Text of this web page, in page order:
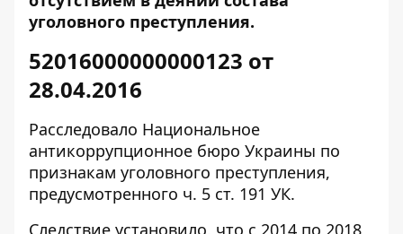
уголовного преступления.
52016000000000123 от
28.04.2016
Расследовало Национальное
антикоррупционное бюро Украины по
признакам уголовного преступления,
предусмотренного ч. 5 ст. 191 УК.
Следствие установило, что с 2014 по 2018